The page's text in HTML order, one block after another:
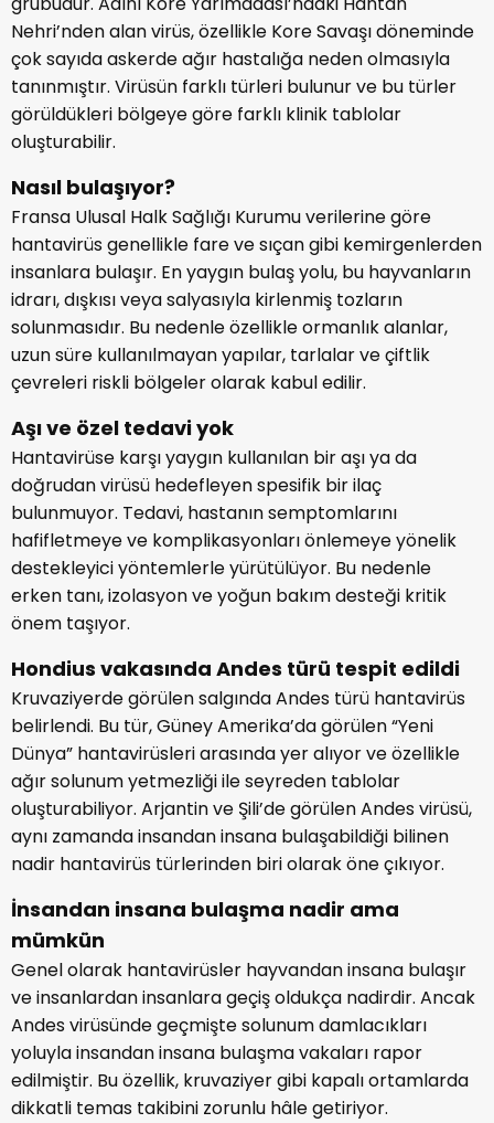
Nehri’nden alan virüs, özellikle Kore Savaşı döneminde
çok sayıda askerde ağır hastalığa neden olmasıyla
tanınmıştır. Virüsün farklı türleri bulunur ve bu türler
görüldükleri bölgeye göre farklı klinik tablolar
oluşturabilir.
Nasıl bulaşıyor?
Fransa Ulusal Halk Sağlığı Kurumu verilerine göre
hantavirüs genellikle fare ve sıçan gibi kemirgenlerden
insanlara bulaşır. En yaygın bulaş yolu, bu hayvanların
idrarı, dışkısı veya salyasıyla kirlenmiş tozların
solunmasıdır. Bu nedenle özellikle ormanlık alanlar,
uzun süre kullanılmayan yapılar, tarlalar ve çiftlik
çevreleri riskli bölgeler olarak kabul edilir.
Aşı ve özel tedavi yok
Hantavirüse karşı yaygın kullanılan bir aşı ya da
doğrudan virüsü hedefleyen spesifik bir ilaç
bulunmuyor. Tedavi, hastanın semptomlarını
hafifletmeye ve komplikasyonları önlemeye yönelik
destekleyici yöntemlerle yürütülüyor. Bu nedenle
erken tanı, izolasyon ve yoğun bakım desteği kritik
önem taşıyor.
Hondius vakasında Andes türü tespit edildi
Kruvaziyerde görülen salgında Andes türü hantavirüs
belirlendi. Bu tür, Güney Amerika’da görülen “Yeni
Dünya” hantavirüsleri arasında yer alıyor ve özellikle
ağır solunum yetmezliği ile seyreden tablolar
oluşturabiliyor. Arjantin ve Şili’de görülen Andes virüsü,
aynı zamanda insandan insana bulaşabildiği bilinen
nadir hantavirüs türlerinden biri olarak öne çıkıyor.
İnsandan insana bulaşma nadir ama
mümkün
Genel olarak hantavirüsler hayvandan insana bulaşır
ve insanlardan insanlara geçiş oldukça nadirdir. Ancak
Andes virüsünde geçmişte solunum damlacıkları
yoluyla insandan insana bulaşma vakaları rapor
edilmiştir. Bu özellik, kruvaziyer gibi kapalı ortamlarda
dikkatli temas takibini zorunlu hâle getiriyor.